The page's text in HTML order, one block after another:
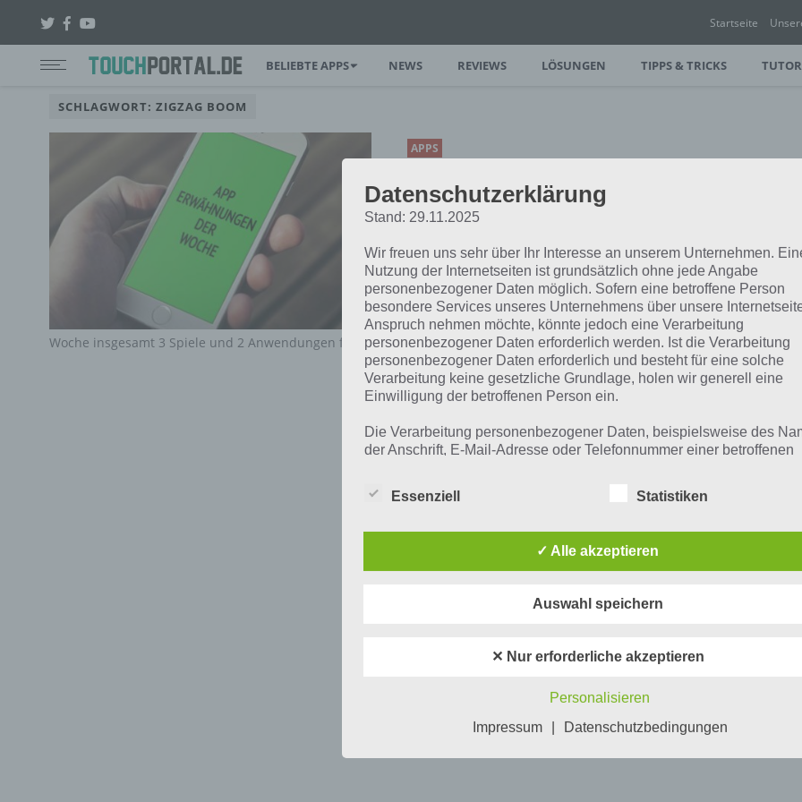
Startseite
BELIEBTE APPS NEWS REVIEWS LÖSUNGEN TIPPS & TRICKS
SCHLAGWORT: ZIGZAG BOOM
APPS
APP ERWÄHNUNGEN DER
WOCHE #6 – 2015
[caption id="attachment_19672"
align="alignright" width="150"] App
Erwähnungen der Woche[/caption]
Heute haben wir in unseren Apps der
Woche insgesamt 3 Spiele und 2 Anwendungen für euch aufgelistet. Diese gibt…
Datenschutzerklärung
Stand: 29.11.2025
Wir freuen uns sehr über Ihr Interesse an unserem Unternehmen.
Nutzung der Internetseiten ist grundsätzlich ohne jede Angabe
personenbezogener Daten möglich. Sofern eine betroffene Person
besondere Services unseres Unternehmens über unsere
Anspruch nehmen möchte, könnte jedoch eine Verarbeitung
personenbezogener Daten erforderlich werden. Ist die Verarbeitung
personenbezogener Daten erforderlich und besteht für eine solche
Verarbeitung keine gesetzliche Grundlage, holen wir generell eine
Einwilligung der betroffenen Person ein.
Die Verarbeitung personenbezogener Daten, beispielsweise des
der Anschrift, E-Mail-Adresse oder Telefonnummer einer betroffenen
Datenschutzbestimmungen. Mittels dieser Datenschutzerklärung
informieren. Ferner werden betroffene Personen mittels dieser
Datenschutzerklärung über die ihnen zustehenden Rechte
Wir haben als für die Verarbeitung Verantwortlicher zahlreiche
personenbezogenen Daten sicherzustellen. Dennoch können
aufweisen, sodass ein absoluter Schutz nicht gewährleistet werden
Aus diesem Grund steht es jeder betroffenen Person frei,
personenbezogene Daten auch auf alternativen Wegen,
Essenziell Statistiken
✓ Alle akzeptieren
Auswahl speichern
✕ Nur erforderliche akzeptieren
Personalisieren
Impressum
Datenschutzbedingungen